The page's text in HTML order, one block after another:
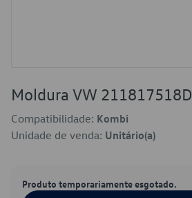
Moldura VW 211817518D
Compatibilidade: Kombi
Unidade de venda: Unitário(a)
Produto temporariamente esgotado.